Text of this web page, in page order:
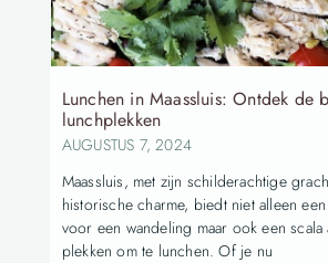
Lunchen in Maassluis: Ontdek de
lunchplekken
AUGUSTUS 7, 2024
Maassluis, met zijn schilderachtige
historische charme, biedt niet alleen
voor een wandeling maar ook een
plekken om te lunchen. Of je nu